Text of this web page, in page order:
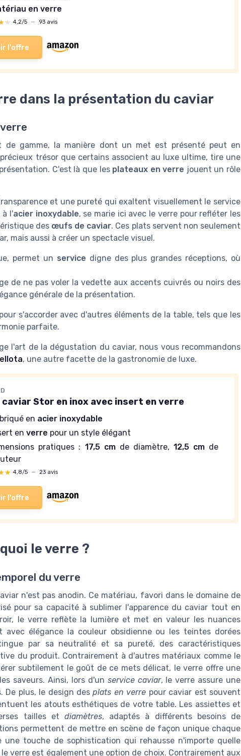
en verre
4,2/5 — 93 avis
l'offre
dans la présentation du caviar
de gamme, la manière dont un met est présenté peut en
trésor que certains associent au luxe ultime, tire une
C'est là que les plateaux en verre jouent un rôle
et une pureté qui exaltent visuellement le service
à l'acier inoxydable, se marie ici avec le verre pour refléter les
des œufs de caviar. Ces plats servent non seulement
mais aussi à créer un spectacle visuel.
permet un service digne des plus grandes réceptions, où
de ne pas voler la vedette aux accents cuivrés ou noirs des
générale de la présentation.
s'accorder avec d'autres éléments de la table, tels que les
parfaite.
l'art de la dégustation du caviar, nous vous recommandons
, une autre facette de la gastronomie de luxe.
caviar Stor en inox avec insert en verre
en acier inoxydable
enverre pour un style élégant
pratiques : 17,5 cmde diamètre, 12,5 cmde
4,8/5 — 23 avis
l'offre
le verre ?
du verre
n'est pas anodin. Ce matériau, favori dans le domaine de
pour sa capacité à sublimer l'apparence du caviar tout en
le verre reflète la lumière et met en valeur les nuances
avec élégance la couleur obsidienne ou les teintes dorées
par sa neutralité et sa pureté, des caractéristiques
du produit. Contrairement à d'autres matériaux comme le
subtilement le goût de ce mets délicat, le verre offre une
saveurs. Ainsi, lors d'un service caviar, le verre assure une
De plus, le design desplats en verre pour caviar est souvent
les atouts esthétiques de votre table. Les assiettes et
tailles et diamètres, adaptés à différents besoins de
permettent de mettre en scène de façon unique chaque
touche de sophistication qui rehausse n'importe quelle
verre est également une option de choix. Contrairement aux